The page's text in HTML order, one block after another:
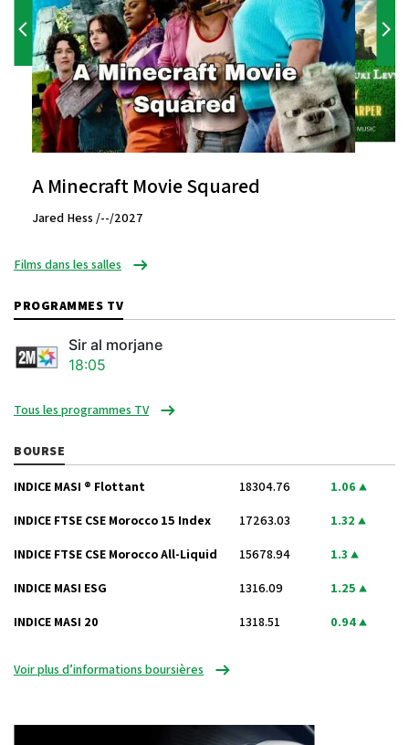
A Minecraft Movie Squared
Jared Hess /--/2027
Films dans les salles
PROGRAMMES TV
Sir al morjane
18:05
Tous les programmes TV
BOURSE
INDICE MASI ® Flottant 18304.76 1.06
INDICE FTSE CSE Morocco 15 Index 17263.03 1.32
INDICE FTSE CSE Morocco All-Liquid 15678.94 1.3
INDICE MASI ESG 1316.09 1.25
INDICE MASI 20 1318.51 0.94
Voir plus d’informations boursières